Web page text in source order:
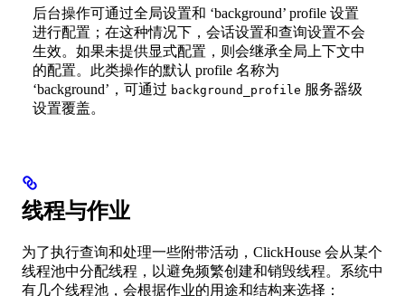
后台操作可通过全局设置和 ‘background’ profile 设置
进行配置；在这种情况下，会话设置和查询设置不会
生效。如果未提供显式配置，则会继承全局上下文中
的配置。此类操作的默认 profile 名称为
‘background’，可通过 background_profile 服务器级
设置覆盖。
线程与作业
为了执行查询和处理一些附带活动，ClickHouse 会从某个
线程池中分配线程，以避免频繁创建和销毁线程。系统中
有几个线程池，会根据作业的用途和结构来选择：